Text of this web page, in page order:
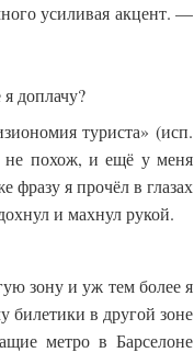
усиливая акцент. —
доплачу?
туриста» (исп.
не похож, и ещё у меня
фразу я прочёл в глазах
и махнул рукой.
зону и уж тем более я
билетики в другой зоне
метро в Барселоне